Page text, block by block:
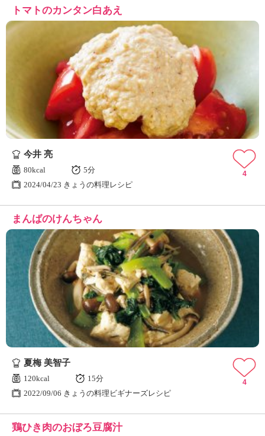
トマトのカンタン白あえ
今井 亮
80kcal
5分
2024/04/23 きょうの料理レシピ
4
まんばのけんちゃん
夏梅 美智子
120kcal
15分
2022/09/06 きょうの料理ビギナーズレシピ
4
鶏ひき肉のおぼろ豆腐汁